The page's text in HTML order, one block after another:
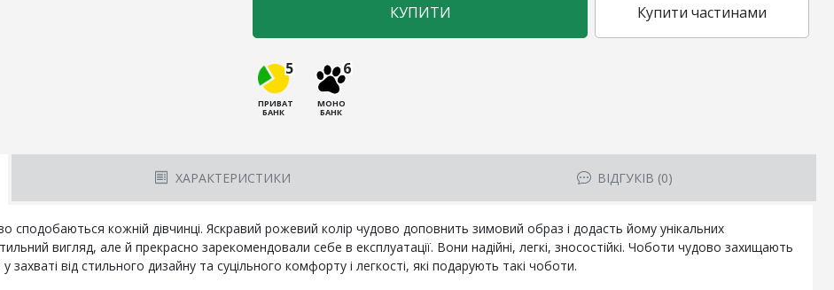
КУПИТИ Купити частинами
5
ПРИВАТ
БАНК
6
МОНО
БАНК
ХАРАКТЕРИСТИКИ ВІДГУКІВ (0)
сподобаються кожній дівчинці. Яскравий рожевий колір чудово доповнить зимовий образ і додасть йому унікальних
вигляд, але й прекрасно зарекомендовали себе в експлуатації. Вони надійні, легкі, зносостійкі. Чоботи чудово захищають
від стильного дизайну та суцільного комфорту і легкості, які подарують такі чоботи.